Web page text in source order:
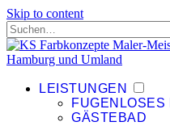
Skip to content
Dies ist ein Suchfeld mit einer
Es gibt keine Vorschläge, da
LEISTUNGEN
FUGENLOSES
GÄSTEBAD